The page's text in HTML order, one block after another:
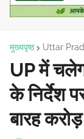
मुख्यपृष्ठ Uttar
UP में
के निर्देश
बारह